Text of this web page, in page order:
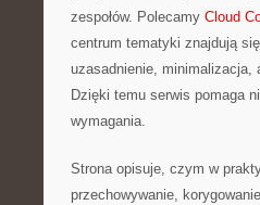
zespołów. Polecamy Cloud
centrum tematyki znajdują
uzasadnienie,
Dzięki temu serwis pomaga
wymagania.
Strona opisuje, czym w
przechowywanie,